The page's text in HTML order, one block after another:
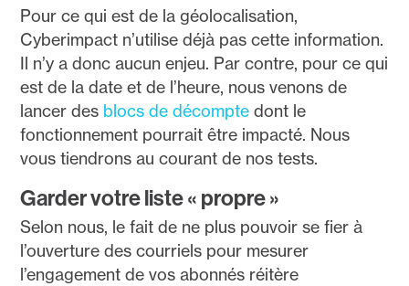
Pour ce qui est de la géolocalisation,
Cyberimpact n’utilise déjà pas cette information.
Il n’y a donc aucun enjeu. Par contre, pour ce qui
est de la date et de l’heure, nous venons de
lancer des blocs de décompte dont le
fonctionnement pourrait être impacté. Nous
vous tiendrons au courant de nos tests.
Garder votre liste « propre »
Selon nous, le fait de ne plus pouvoir se fier à
l’ouverture des courriels pour mesurer
l’engagement de vos abonnés réitère